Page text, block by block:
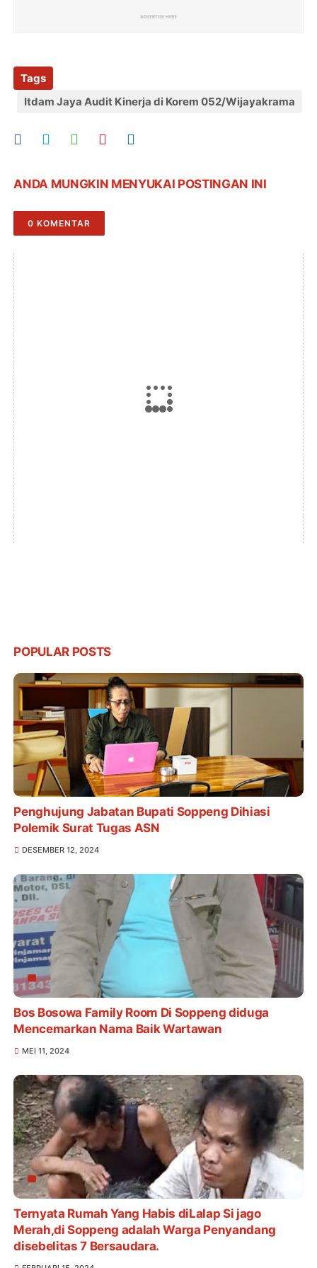
Tags
Itdam Jaya Audit Kinerja di Korem 052/Wijayakrama
ANDA MUNGKIN MENYUKAI POSTINGAN INI
0 KOMENTAR
POPULAR POSTS
Penghujung Jabatan Bupati Soppeng Dihiasi
Polemik Surat Tugas ASN
DESEMBER 12, 2024
Bos Bosowa Family Room Di Soppeng diduga
Mencemarkan Nama Baik Wartawan
MEI 11, 2024
Ternyata Rumah Yang Habis diLalap Si jago
Merah,di Soppeng adalah Warga Penyandang
disebelitas 7 Bersaudara.